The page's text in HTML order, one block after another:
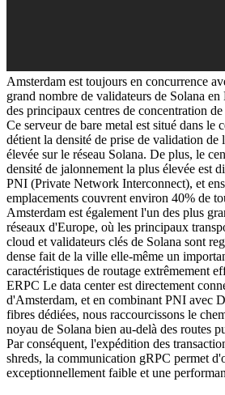
Amsterdam est toujours en concurrence
grand nombre de validateurs de Solana
des principaux centres de concentration
Ce serveur de bare metal est situé dans le
détient la densité de prise de validation de
élevée sur le réseau Solana. De plus, le
densité de jalonnement la plus élevée est
PNI (Private Network Interconnect), et
emplacements couvrent environ 40% de
Amsterdam est également l'un des plus
réseaux d'Europe, où les principaux
cloud et validateurs clés de Solana sont
dense fait de la ville elle-même un
caractéristiques de routage extrêmement
ERPC Le data center est directement
d'Amsterdam, et en combinant PNI avec
fibres dédiées, nous raccourcissons le
noyau de Solana bien au-delà des routes
Par conséquent, l'expédition des
shreds, la communication gRPC permet
exceptionnellement faible et une